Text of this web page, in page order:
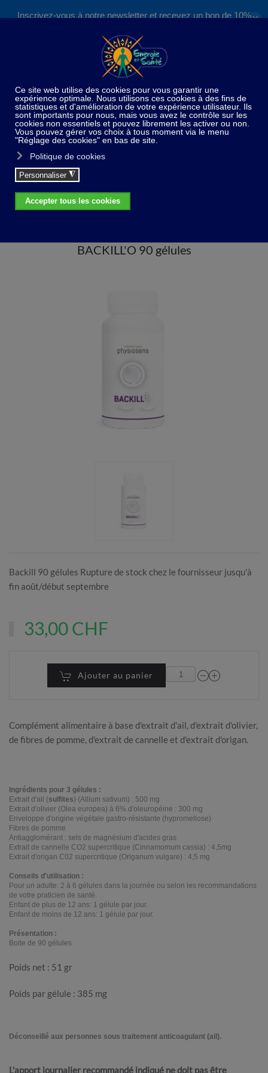
Inscrivez-vous à notre newsletter et recevez un bon de 10%
S'inscrire
✕
Home Compléments alimentaires
gélules
BACKILL'O 90 gélules
Backill 90 gélules Rupture de stock chez le fournisseur jusqu'à
fin août/début septembre
33,00 CHF
Ajouter au panier
Complément alimentaire à base d'extrait d'ail, d'extrait d'olivier,
de fibres de pomme, d'extrait de cannelle et d'extrait d'origan.
Ingrédients pour 3 gélules :
Extrait d'ail (sulfites) (Allium sativum) : 500 mg
Extrait d'olivier (Olea europea) à 6% d'oleuropéine : 300 mg
Enveloppe d'origine végétale gastro-résistante (hypromellose)
Fibres de pomme
Antiagglomérant : sels de magnésium d'acides gras
Extrait de cannelle CO2 supercritique (Cinnamomum cassia) : 4,5mg
Extrait d'origan C02 supercritique (Origanum vulgare) : 4,5 mg
Conseils d'utilisation :
Pour un adulte: 2 à 6 gélules dans la journée ou selon les recommandations
de votre praticien de santé.
Enfant de plus de 12 ans: 1 gélule par jour.
Enfant de moins de 12 ans: 1 gélule par jour.
Présentation :
Boite de 90 gélules
Poids net : 51 gr
Poids par gélule : 385 mg
Déconseillé aux personnes sous traitement anticoagulant (ail).
L'apport journalier recommandé indiqué ne doit pas être